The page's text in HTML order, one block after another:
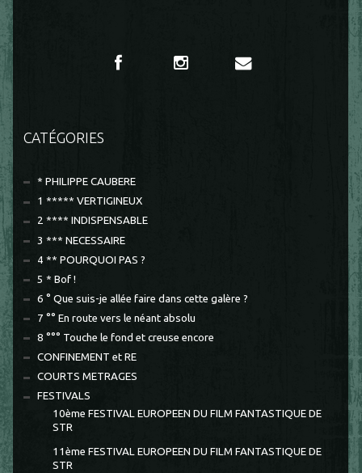
CATÉGORIES
* PHILIPPE CAUBERE
1 ***** VERTIGINEUX
2 **** INDISPENSABLE
3 *** NECESSAIRE
4 ** POURQUOI PAS ?
5 * Bof !
6 ° Que suis-je allée faire dans cette galère ?
7 °° En route vers le néant absolu
8 °°° Touche le fond et creuse encore
CONFINEMENT et RE
COURTS METRAGES
FESTIVALS
10ème FESTIVAL EUROPEEN DU FILM FANTASTIQUE DE
STR
11ème FESTIVAL EUROPEEN DU FILM FANTASTIQUE DE
STR